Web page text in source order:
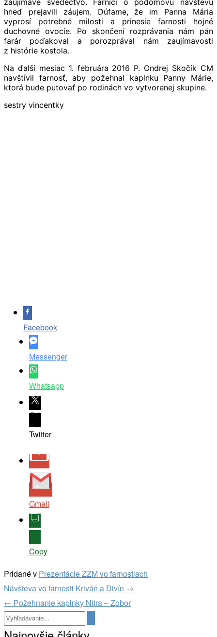
hneď prejavili záujem. Dúfame, že im Panna Mária
vyprosí potrebné milosti a prinesie farnosti hojné
duchovné ovocie. Po skončení rozprávania nám pán
farár poďakoval a porozprával nám zaujímavosti
z histórie kostola.
Na ďalší mesiac 1. februára 2016 P. Ondrej Skočík CM
navštívil farnosť, aby požehnal kaplnku Panny Márie,
ktorá bude putovať po rodinách vo vytvorenej skupine.
sestry vincentky
Facebook
Messenger
Whatsapp
Twitter
Gmail
Copy
Pridané vPrezentácie ZZM vo farnostiach
Navigácia
v
článkoch
Návšteva vo farnosti Kriváň a Divín→
←Požehnanie kaplnky Nitra – Zobor